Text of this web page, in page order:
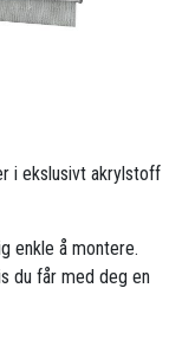
i ekslusivt akrylstoff
enkle å montere.
du får med deg en